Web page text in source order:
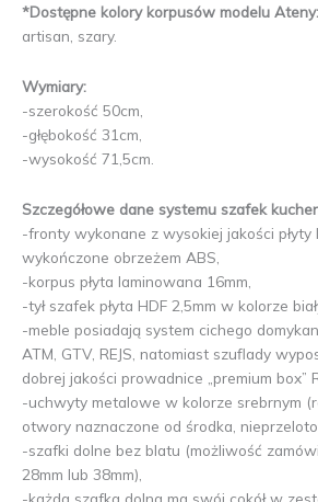
*Dostępne kolory korpusów modelu Ateny:
artisan, szary.
Wymiary:
-szerokość 50cm,
-głębokość 31cm,
-wysokość 71,5cm.
Szczegółowe dane systemu szafek
-fronty wykonane z wysokiej jakości płyty
wykończone obrzeżem ABS,
-korpus płyta laminowana 16mm,
-tył szafek płyta HDF 2,5mm w kolorze
-meble posiadają system cichego
ATM, GTV, REJS, natomiast szuflady
dobrej jakości prowadnice „premium box”
-uchwyty metalowe w kolorze srebrnym
otwory naznaczone od środka,
-szafki dolne bez blatu (możliwość
28mm lub 38mm),
-każda szafka dolna ma swój cokół w